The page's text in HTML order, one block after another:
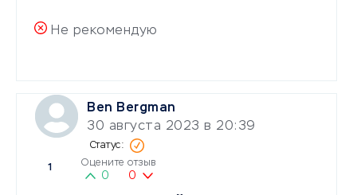
Не рекомендую
Ben Bergman
30 августа 2023 в 20:39
1 Оцените отзыв
0 0